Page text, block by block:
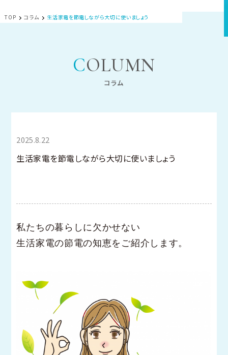
COLUMN
コラム
TOP コラム 生活家電を節電しながら大切に使いましょう
2025.8.22
生活家電を節電しながら大切に使いましょう
私たちの暮らしに欠かせない
生活家電の節電の知恵をご紹介します。